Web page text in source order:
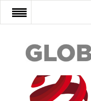
FŐOLDAL
AFRIKA